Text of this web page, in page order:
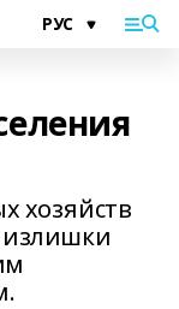
хозяйств
излишки